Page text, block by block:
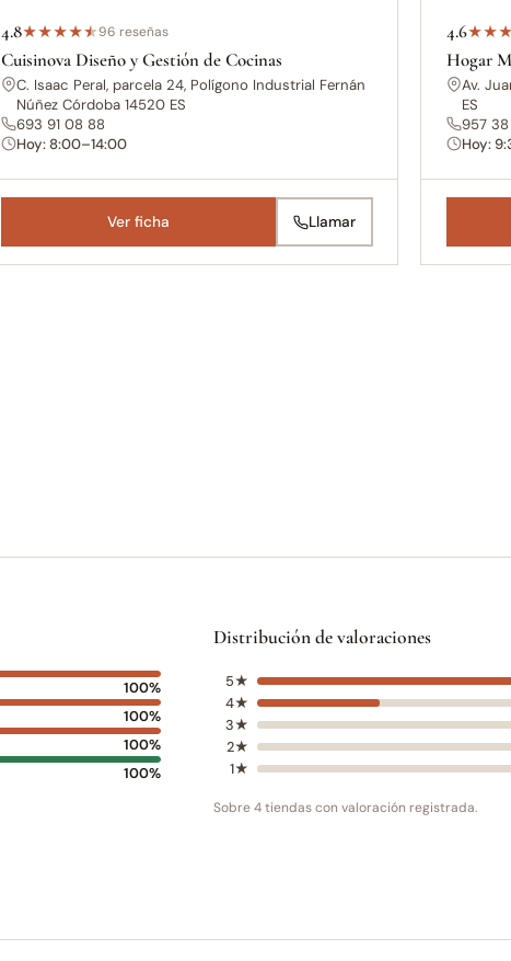
4.8★★★★★96 reseñas
Cuisinova Diseño y Gestión de Cocinas
C. Isaac Peral, parcela 24, Polígono Industrial Fernán
Núñez Córdoba 14520 ES
693 91 08 88
Hoy: 8:00–14:00
Ver ficha Llamar
4.6★★★
Hogar
Av.
ES
957 38
Hoy:
100%
100%
100%
100%
Distribución de valoraciones
5★
4★
3★
2★
1★
Sobre 4 tiendas con valoración registrada.